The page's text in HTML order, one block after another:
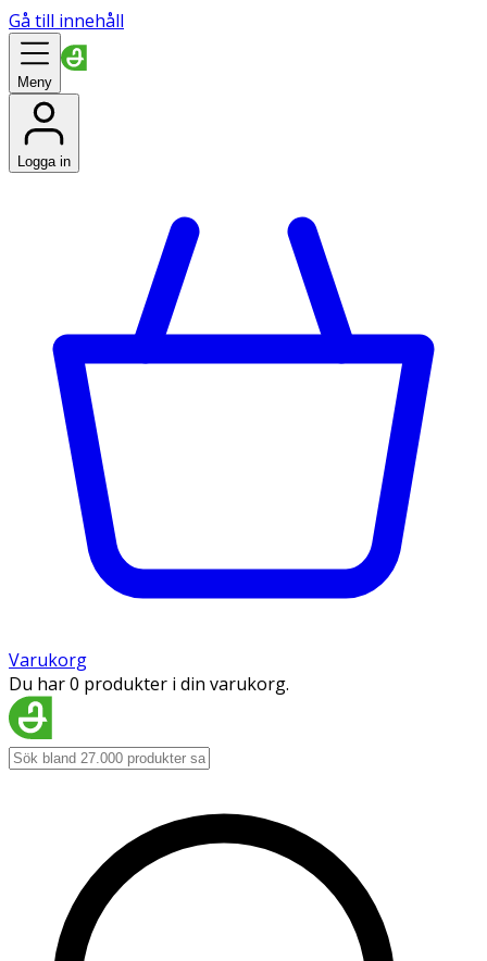
Gå till innehåll
Meny
Logga in
Varukorg
Du har 0 produkter i din varukorg.